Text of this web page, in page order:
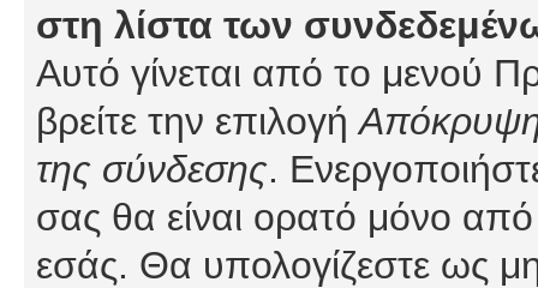
στη λίστα των
Αυτό γίνεται από το μενού
βρείτε την επιλογήΑπόκρυψη
της σύνδεσης.
σας θα είναι ορατό μόνο από
εσάς. Θα υπολογίζεστε ως